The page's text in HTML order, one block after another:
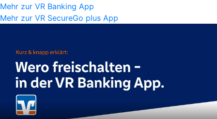
Mehr zur VR Banking App
Mehr zur VR SecureGo plus App